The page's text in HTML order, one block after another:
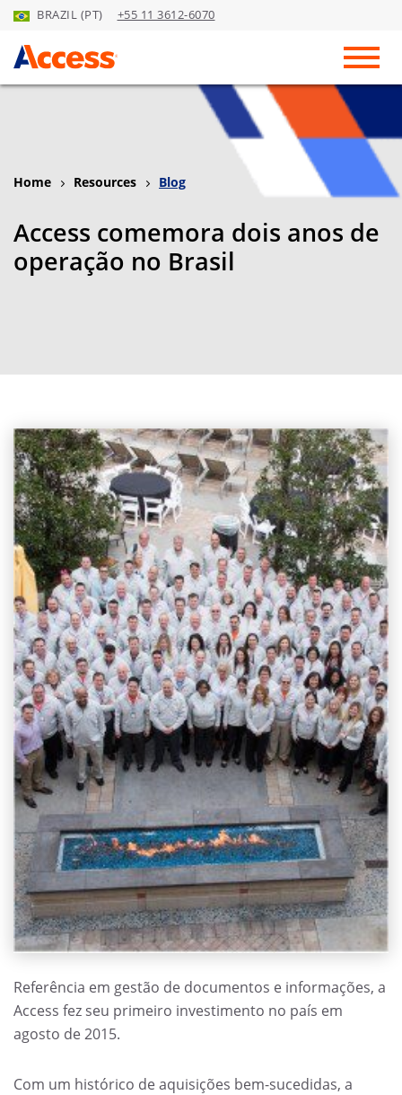
Skip to Main Content
BRAZIL (PT) +55 11 3612-6070
Home Resources Blog
Access comemora dois anos de
operação no Brasil
Referência em gestão de documentos e informações, a
Access fez seu primeiro investimento no país em
agosto de 2015.
Com um histórico de aquisições bem-sucedidas, a